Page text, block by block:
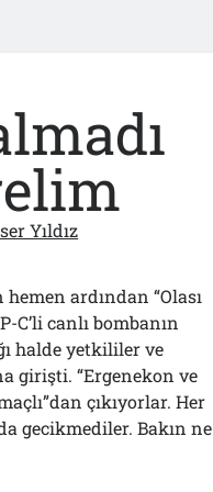
Yıldız
ardından “Olası
C’li canlı bombanın
halde yetkililer ve
girişti. “Ergenekon ve
çıkıyorlar. Her
gecikmediler. Bakın ne